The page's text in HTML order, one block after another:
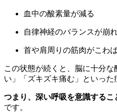
血中の酸素量が減る
自律神経のバランスが崩
首や肩周りの筋肉がこわ
この状態が続くと、脳に十分
い」「ズキズキ痛む」といった
つまり、深い呼吸を意識する
です。